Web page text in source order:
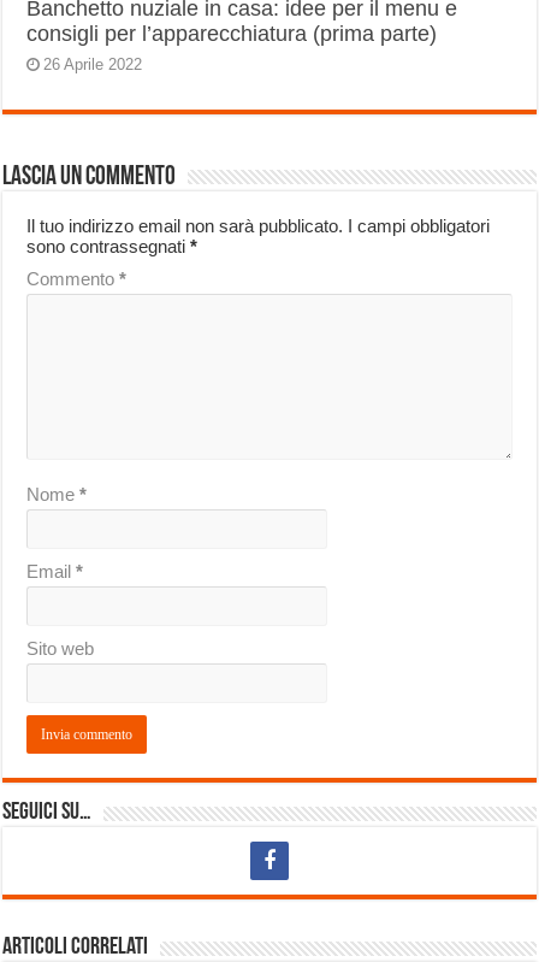
Banchetto nuziale in casa: idee per il menu e
consigli per l’apparecchiatura (prima parte)
26 Aprile 2022
Lascia un commento
Il tuo indirizzo email non sarà pubblicato. I campi obbligatori
sono contrassegnati*
Commento*
Nome*
Email*
Sito web
Seguici su…
Articoli correlati